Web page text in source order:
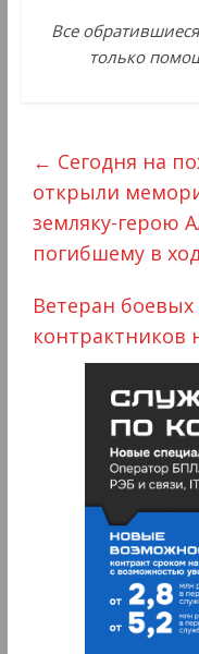
Все
только
← Сегодня на
открыли
земляку-герою
погибшему в
Ветеран